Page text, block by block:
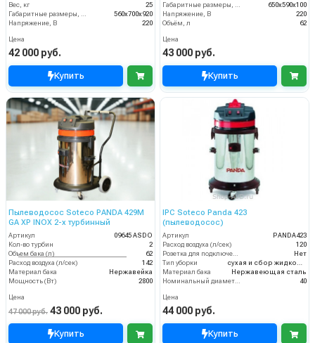
Вес, кг
25
560x700x920
Напряжение, В
220
Цена
42 000 руб.
Купить
650х590х100
Напряжение, В
220
Объём, л
62
Цена
43 000 руб.
Купить
Пылеводосос Soteco PANDA 429M
GA XP INOX 2-х турбинный
Артикул
09645 ASDO
Кол-во турбин
2
Объем бака (л)
62
Расход воздуха (л/сек)
142
Материал бака
Нержавейка
Мощность (Вт)
2800
Цена
47 000 руб. 43 000 руб.
Купить
IPC Soteco Panda 423
(пылеводосос)
Артикул
PANDA423
Расход воздуха (л/сек)
120
Розетка для подключения инструмента
Нет
Тип уборки
сухая и сбор жидкостей
Материал бака
Нержавеющая сталь
Номинальный диаметр принадлежностей (мм)
40
Цена
44 000 руб.
Купить